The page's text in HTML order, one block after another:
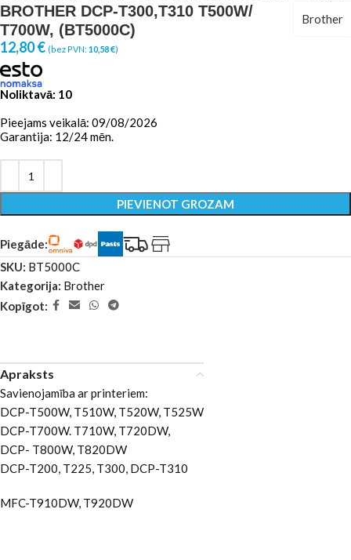
BROTHER DCP-T300,T310 T500W/
T700W, (BT5000C)
Brother
12,80€ (bez PVN: 10,58€)
Noliktavā: 10
Pieejams veikalā: 09/08/2026
Garantija: 12/24 mēn.
PIEVIENOT GROZAM
Piegāde:
SKU: BT5000C
Kategorija: Brother
Kopīgot:
Apraksts
Savienojamība ar printeriem:
DCP-T500W, T510W, T520W, T525W
DCP-T700W. T710W, T720DW,
DCP- T800W, T820DW
DCP-T200, T225, T300, DCP-T310
MFC-T910DW, T920DW